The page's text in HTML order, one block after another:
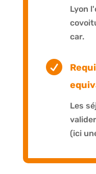
Lyon
car.

Les
(ici